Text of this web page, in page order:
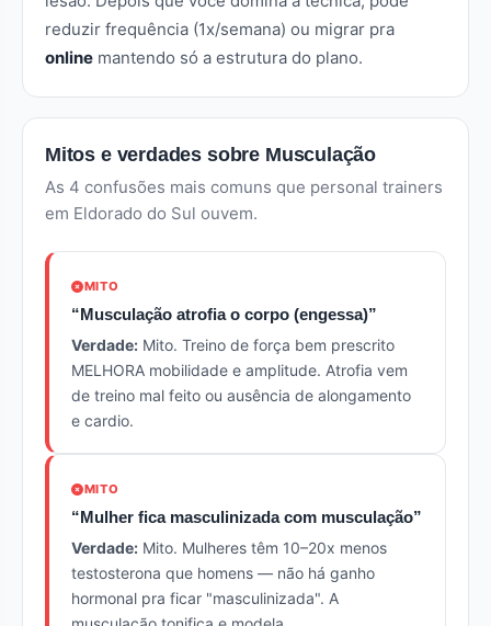
reduzir frequência (1x/semana) ou migrar pra
online mantendo só a estrutura do plano.
Mitos e verdades sobre Musculação
As 4 confusões mais comuns que personal trainers
em Eldorado do Sul ouvem.
MITO
“Musculação atrofia o corpo (engessa)”
Verdade: Mito. Treino de força bem prescrito
MELHORA mobilidade e amplitude. Atrofia vem
de treino mal feito ou ausência de alongamento
e cardio.
MITO
“Mulher fica masculinizada com musculação”
Verdade: Mito. Mulheres têm 10–20x menos
testosterona que homens — não há ganho
hormonal pra ficar "masculinizada". A